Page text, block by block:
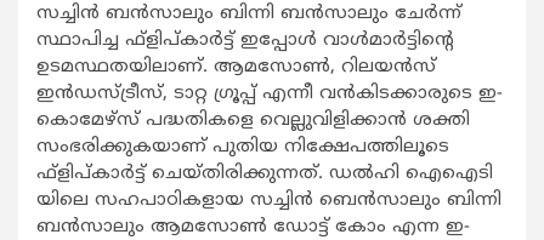
സച്ചിന്‍ ബന്‍സാലും ബിന്നി ബന്‍സാലും ചേര്‍ന്ന്
സ്ഥാപിച്ച ഫ്ളിപ്കാര്‍ട്ട് ഇപ്പോള്‍ വാള്‍മാര്‍ട്ടിന്‍റെ
ഉടമസ്ഥതയിലാണ്. ആമസോണ്‍, റിലയന്‍സ്
ഇന്‍ഡസ്ട്രീസ്, ടാറ്റ ഗ്രൂപ്പ് എന്നീ വന്‍കിടക്കാരുടെ ഇ-
കൊമേഴ്സ് പദ്ധതികളെ വെല്ലുവിളിക്കാന്‍ ശക്തി
സംഭരിക്കുകയാണ് പുതിയ നിക്ഷേപത്തിലൂടെ
ഫ്ളിപ്കാര്‍ട്ട് ചെയ്തിരിക്കുന്നത്. ഡല്‍ഹി ഐഐടി
യിലെ സഹപാഠികളായ സച്ചിന്‍ ബെന്‍സാലും ബിന്നി
ബന്‍സാലും ആമസോണ്‍ ഡോട്ട് കോം എന്ന ഇ-